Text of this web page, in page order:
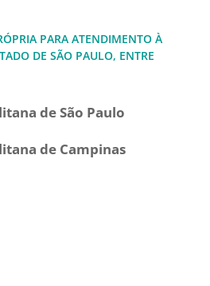
PARA ATENDIMENTO À
DE SÃO PAULO, ENTRE
de São Paulo
de Campinas